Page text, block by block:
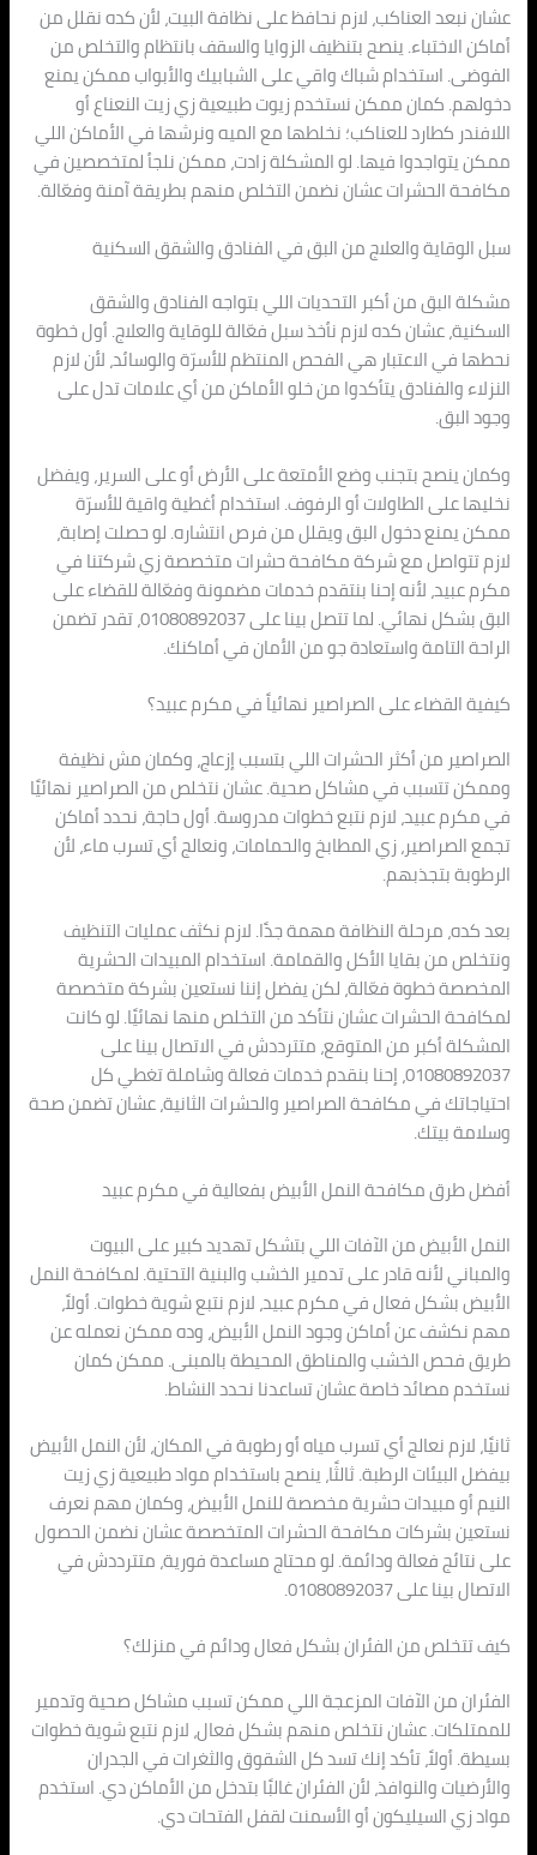
عشان نبعد العناكب، لازم نحافظ على نظافة البيت، لأن كده نقلل من
أماكن الاختباء. ينصح بتنظيف الزوايا والسقف بانتظام والتخلص من
الفوضى. استخدام شباك واقي على الشبابيك والأبواب ممكن يمنع
دخولهم. كمان ممكن نستخدم زيوت طبيعية زي زيت النعناع أو
اللافندر كطارد للعناكب؛ نخلطها مع الميه ونرشها في الأماكن اللي
ممكن يتواجدوا فيها. لو المشكلة زادت، ممكن نلجأ لمتخصصين في
مكافحة الحشرات عشان نضمن التخلص منهم بطريقة آمنة وفعّالة.
سبل الوقاية والعلاج من البق في الفنادق والشقق السكنية
مشكلة البق من أكبر التحديات اللي بتواجه الفنادق والشقق
السكنية، عشان كده لازم نأخذ سبل فعّالة للوقاية والعلاج. أول خطوة
نحطها في الاعتبار هي الفحص المنتظم للأسرّة والوسائد، لأن لازم
النزلاء والفنادق يتأكدوا من خلو الأماكن من أي علامات تدل على
وجود البق.
وكمان ينصح بتجنب وضع الأمتعة على الأرض أو على السرير، ويفضل
نخليها على الطاولات أو الرفوف. استخدام أغطية واقية للأسرّة
ممكن يمنع دخول البق ويقلل من فرص انتشاره. لو حصلت إصابة،
لازم تتواصل مع شركة مكافحة حشرات متخصصة زي شركتنا في
مكرم عبيد، لأنه إحنا بنتقدم خدمات مضمونة وفعّالة للقضاء على
البق بشكل نهائي. لما تتصل بينا على 01080892037، تقدر تضمن
الراحة التامة واستعادة جو من الأمان في أماكنك.
كيفية القضاء على الصراصير نهائياً في مكرم عبيد؟
الصراصير من أكثر الحشرات اللي بتسبب إزعاج، وكمان مش نظيفة
وممكن تتسبب في مشاكل صحية. عشان نتخلص من الصراصير نهائيًا
في مكرم عبيد، لازم نتبع خطوات مدروسة. أول حاجة، نحدد أماكن
تجمع الصراصير، زي المطابخ والحمامات، ونعالج أي تسرب ماء، لأن
الرطوبة بتجذبهم.
بعد كده، مرحلة النظافة مهمة جدًا. لازم نكثف عمليات التنظيف
ونتخلص من بقايا الأكل والقمامة. استخدام المبيدات الحشرية
المخصصة خطوة فعّالة، لكن يفضل إننا نستعين بشركة متخصصة
لمكافحة الحشرات عشان نتأكد من التخلص منها نهائيًا. لو كانت
المشكلة أكبر من المتوقع، متترددش في الاتصال بينا على
01080892037، إحنا بنقدم خدمات فعالة وشاملة تغطي كل
احتياجاتك في مكافحة الصراصير والحشرات الثانية، عشان تضمن صحة
وسلامة بيتك.
أفضل طرق مكافحة النمل الأبيض بفعالية في مكرم عبيد
النمل الأبيض من الآفات اللي بتشكل تهديد كبير على البيوت
والمباني لأنه قادر على تدمير الخشب والبنية التحتية. لمكافحة النمل
الأبيض بشكل فعال في مكرم عبيد، لازم نتبع شوية خطوات. أولاً،
مهم نكشف عن أماكن وجود النمل الأبيض، وده ممكن نعمله عن
طريق فحص الخشب والمناطق المحيطة بالمبنى. ممكن كمان
نستخدم مصائد خاصة عشان تساعدنا نحدد النشاط.
ثانيًا، لازم نعالج أي تسرب مياه أو رطوبة في المكان، لأن النمل الأبيض
بيفضل البيئات الرطبة. ثالثًا، ينصح باستخدام مواد طبيعية زي زيت
النيم أو مبيدات حشرية مخصصة للنمل الأبيض، وكمان مهم نعرف
نستعين بشركات مكافحة الحشرات المتخصصة عشان نضمن الحصول
على نتائج فعالة ودائمة. لو محتاج مساعدة فورية، متترددش في
الاتصال بينا على 01080892037.
كيف تتخلص من الفئران بشكل فعال ودائم في منزلك؟
الفئران من الآفات المزعجة اللي ممكن تسبب مشاكل صحية وتدمير
للممتلكات. عشان نتخلص منهم بشكل فعال، لازم نتبع شوية خطوات
بسيطة. أولاً، تأكد إنك تسد كل الشقوق والثغرات في الجدران
والأرضيات والنوافذ، لأن الفئران غالبًا بتدخل من الأماكن دي. استخدم
مواد زي السيليكون أو الأسمنت لقفل الفتحات دي.